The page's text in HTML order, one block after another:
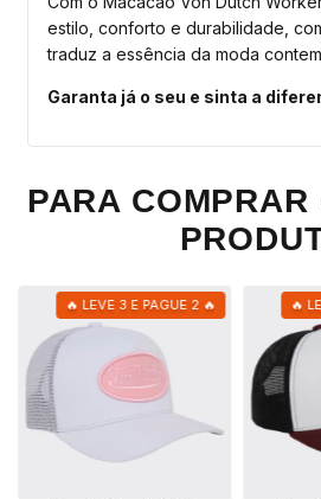
estilo, conforto e durabilidade,
traduz a essência da moda
Garanta já o seu e sinta a
PARA COMPRAR
🔥 LEVE 3 E PAGUE 2 🔥 🔥